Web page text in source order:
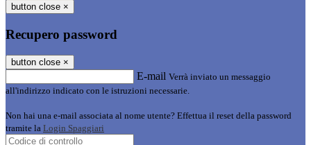
button close ×
Recupero password
button close ×
E-mail Verrà inviato un messaggio
all'indirizzo indicato con le istruzioni necessarie.
Non hai una e-mail associata al nome utente? Effettua il reset della password
tramite la Login Spaggiari